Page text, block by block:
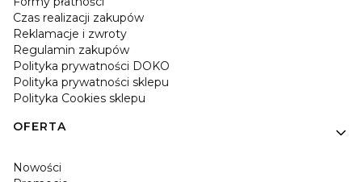
Czas realizacji zakupów
Reklamacje i zwroty
Regulamin zakupów
Polityka prywatności DOKO
Polityka prywatności sklepu
Polityka Cookies sklepu
OFERTA
Nowości